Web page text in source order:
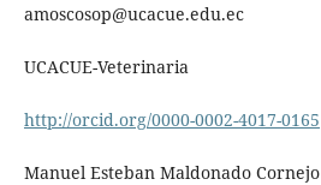
amoscosop@ucacue.edu.ec
UCACUE-Veterinaria
http://orcid.org/0000-0002-4017-0165
Manuel Esteban Maldonado Cornejo